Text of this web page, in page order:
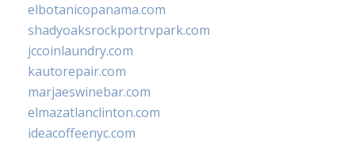
elbotanicopanama.com
shadyoaksrockportrvpark.com
jccoinlaundry.com
kautorepair.com
marjaeswinebar.com
elmazatlanclinton.com
ideacoffeenyc.com